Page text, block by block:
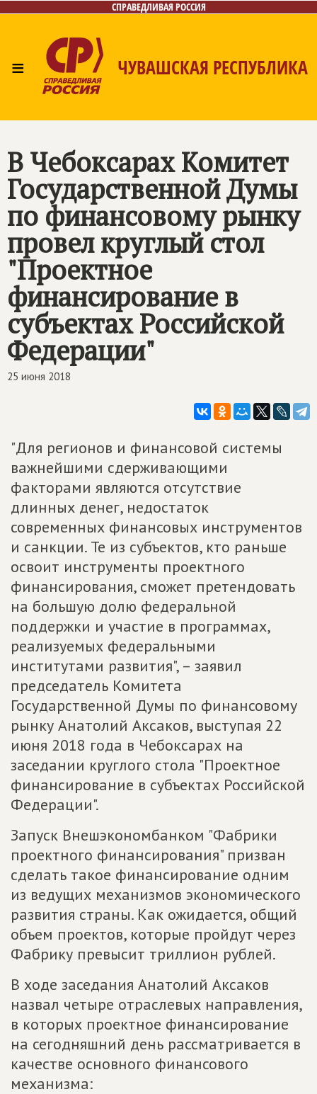
СПРАВЕДЛИВАЯ РОССИЯ
≡ ЧУВАШСКАЯ РЕСПУБЛИКА
Контакты
В Чебоксарах Комитет
Государственной Думы
по финансовому рынку
провел круглый стол
"Проектное
финансирование в
субъектах Российской
Федерации"
25 июня 2018
"Для регионов и финансовой системы
важнейшими сдерживающими
факторами являются отсутствие
длинных денег, недостаток
современных финансовых инструментов
и санкции. Те из субъектов, кто раньше
освоит инструменты проектного
финансирования, сможет претендовать
на большую долю федеральной
поддержки и участие в программах,
реализуемых федеральными
институтами развития", – заявил
председатель Комитета
Государственной Думы по финансовому
рынку Анатолий Аксаков, выступая 22
июня 2018 года в Чебоксарах на
заседании круглого стола "Проектное
финансирование в субъектах Российской
Федерации".
Запуск Внешэкономбанком "Фабрики
проектного финансирования" призван
сделать такое финансирование одним
из ведущих механизмов экономического
развития страны. Как ожидается, общий
объем проектов, которые пройдут через
Фабрику превысит триллион рублей.
В ходе заседания Анатолий Аксаков
назвал четыре отраслевых направления,
в которых проектное финансирование
на сегодняшний день рассматривается в
качестве основного финансового
механизма: